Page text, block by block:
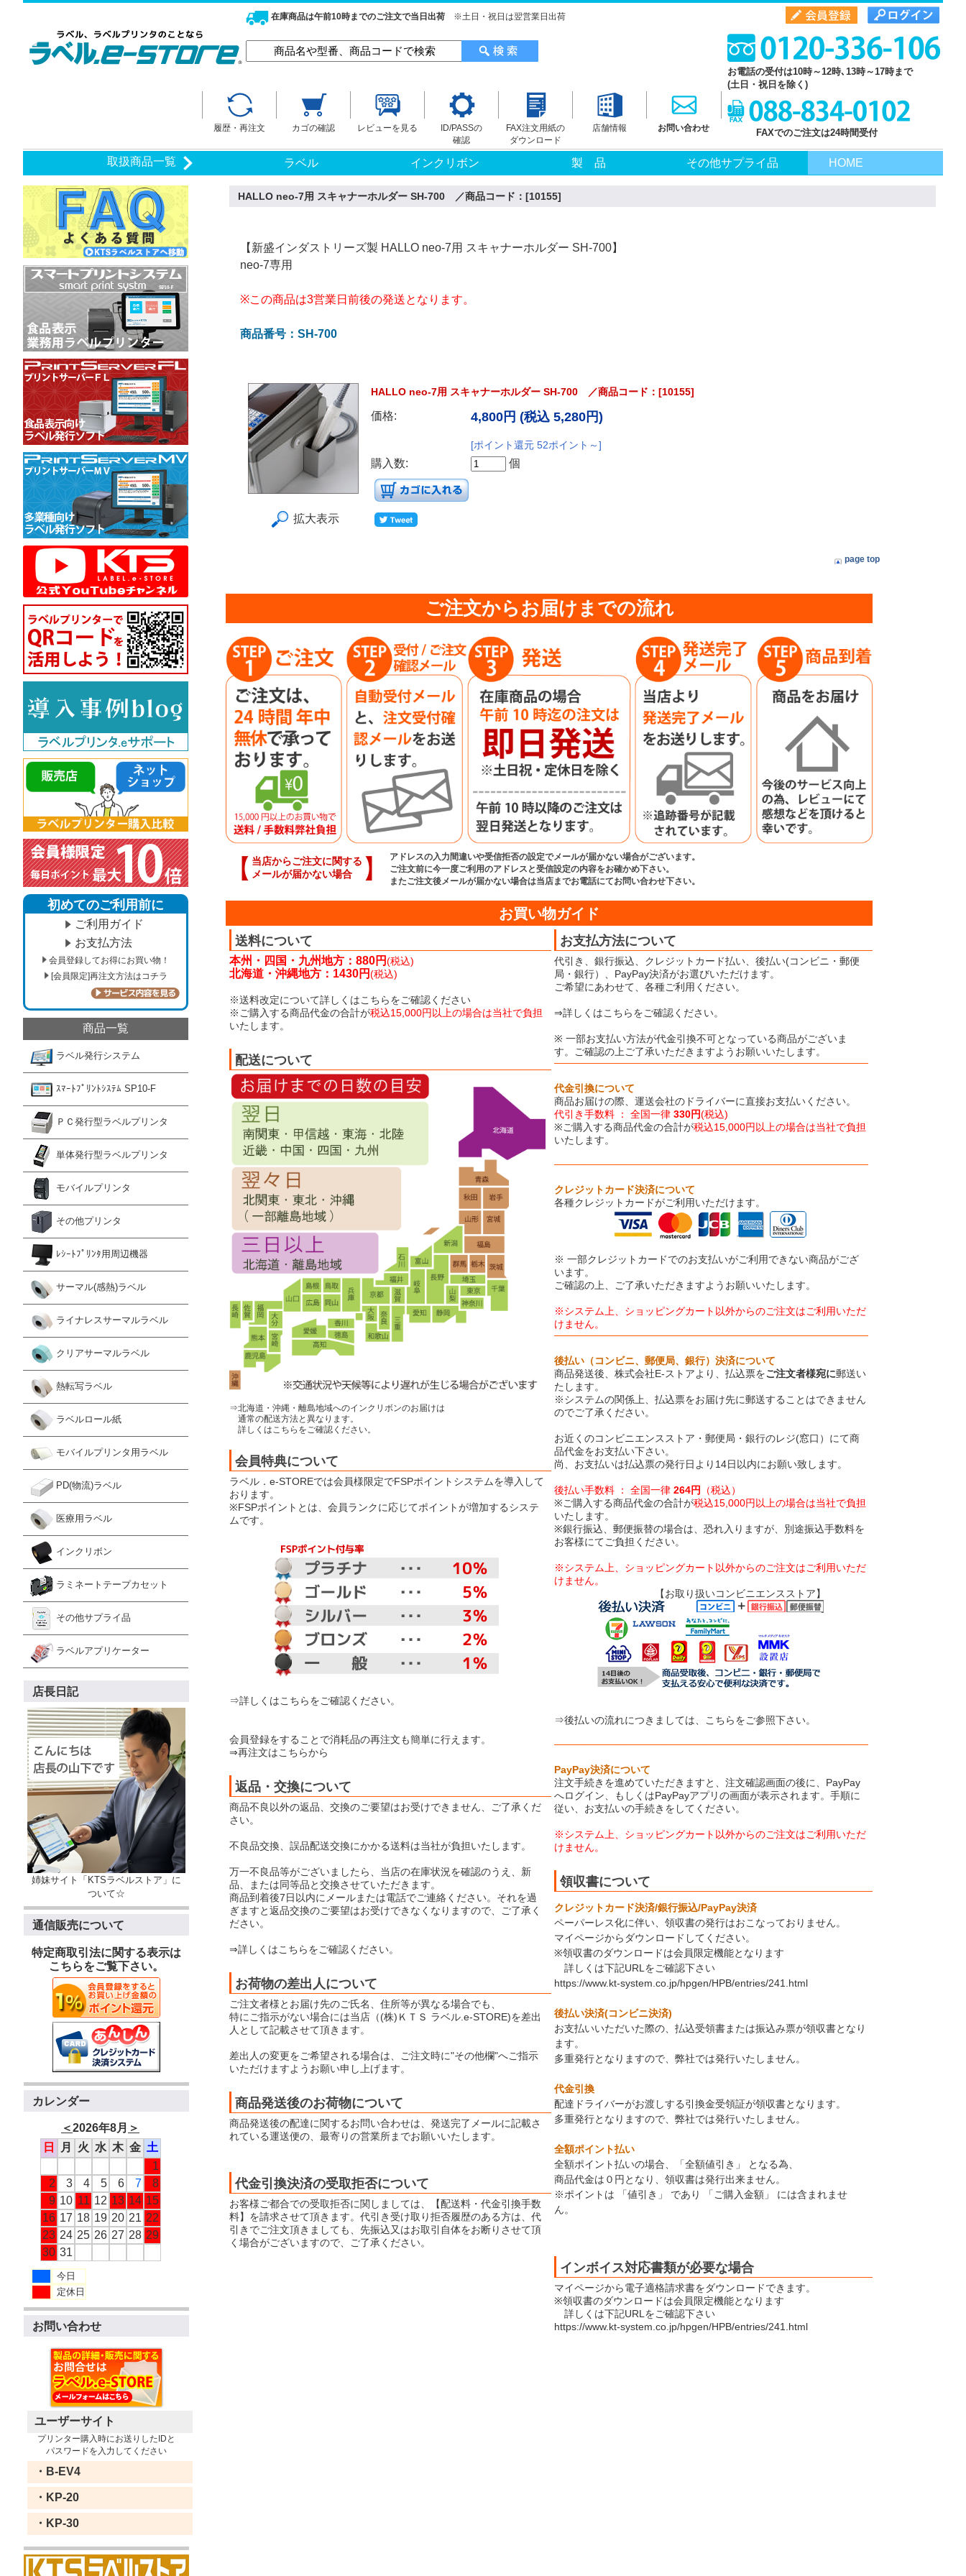
在庫商品は午前10時までのご注文で当日出荷 ※土日・祝日は翌営業日出荷
お電話の受付は10時～12時､13時～17時まで
(土日・祝日を除く)
履歴・再注文 カゴの確認 レビューを見る
ID/PASSの
確認
FAX注文用紙の
ダウンロード
店舗情報 お問い合わせ FAXでのご注文は24時間受付
取扱商品一覧 ラベル インクリボン 製 品 その他サプライ品 HOME
初めてのご利用前に
ご利用ガイド
お支払方法
会員登録してお得にお買い物！
[会員限定]再注文方法はコチラ
商品一覧
ラベル発行システム
ｽﾏｰﾄﾌﾟﾘﾝﾄｼｽﾃﾑ SP10-F
ＰＣ発行型ラベルプリンタ
単体発行型ラベルプリンタ
モバイルプリンタ
その他プリンタ
ﾚｼｰﾄﾌﾟﾘﾝﾀ用周辺機器
サーマル(感熱)ラベル
ライナレスサーマルラベル
クリアサーマルラベル
熱転写ラベル
ラベルロール紙
モバイルプリンタ用ラベル
PD(物流)ラベル
医療用ラベル
インクリボン
ラミネートテープカセット
その他サプライ品
ラベルアプリケーター
店長日記
姉妹サイト「KTSラベルストア」に
ついて☆
通信販売について
特定商取引法に関する表示は
こちらをご覧下さい。
カレンダー
＜2026年8月 ＞
日
月 火 水 木 金 土
1
2
3 4 5 6 7
8
9 10 11 12 13 14 15
16 17 18 19 20 21 22
23 24 25 26 27 28 29
30 31
今日
定休日
お問い合わせ
ユーザーサイト
プリンター購入時にお送りしたIDと
パスワードを入力してください
・B-EV4
・KP-20
・KP-30
HALLO neo-7用 スキャナーホルダー SH-700 ／商品コード：[10155]
【新盛インダストリーズ製 HALLO neo-7用 スキャナーホルダー SH-700】
neo-7専用
※この商品は3営業日前後の発送となります。
商品番号：SH-700
拡大表示
HALLO neo-7用 スキャナーホルダー SH-700 ／商品コード：[10155]
価格: 4,800円 (税込 5,280円)
[ポイント還元 52ポイント～]
購入数: 個
page top
ご注文からお届けまでの流れ
【 当店からご注文に関する
メールが届かない場合
】
アドレスの入力間違いや受信拒否の設定でメールが届かない場合がございます。
ご注文前に今一度ご利用のアドレスと受信設定の内容をお確かめ下さい。
またご注文後メールが届かない場合は当店までお電話にてお問い合わせ下さい。
お買い物ガイド
送料について
本州・四国・九州地方：880円(税込)
北海道・沖縄地方：1430円(税込)
※送料改定について詳しくはこちらをご確認ください
※ご購入する商品代金の合計が税込15,000円以上の場合は当社で負担
いたします。
配送について
⇒北海道・沖縄・離島地域へのインクリボンのお届けは
通常の配送方法と異なります。
詳しくはこちらをご確認ください。
会員特典について
ラベル．e-STOREでは会員様限定でFSPポイントシステムを導入して
おります。
※FSPポイントとは、会員ランクに応じてポイントが増加するシステ
ムです。
⇒詳しくはこちらをご確認ください。
会員登録をすることで消耗品の再注文も簡単に行えます。
⇒再注文はこちらから
返品・交換について
商品不良以外の返品、交換のご要望はお受けできません、ご了承くだ
さい。
不良品交換、誤品配送交換にかかる送料は当社が負担いたします。
万一不良品等がございましたら、当店の在庫状況を確認のうえ、新
品、または同等品と交換させていただきます。
商品到着後7日以内にメールまたは電話でご連絡ください。それを過
ぎますと返品交換のご要望はお受けできなくなりますので、ご了承く
ださい。
⇒詳しくはこちらをご確認ください。
お荷物の差出人について
ご注文者様とお届け先のご氏名、住所等が異なる場合でも、
特にご指示がない場合には当店（(株)ＫＴＳ ラベル.e-STORE)を差出
人として記載させて頂きます。
差出人の変更をご希望される場合は、ご注文時に"その他欄"へご指示
いただけますようお願い申し上げます。
商品発送後のお荷物について
商品発送後の配達に関するお問い合わせは、発送完了メールに記載さ
れている運送便の、最寄りの営業所までお願いいたします。
代金引換決済の受取拒否について
お客様ご都合での受取拒否に関しましては、【配送料・代金引換手数
料】を請求させて頂きます。代引き受け取り拒否履歴のある方は、代
引きでご注文頂きましても、先振込又はお取引自体をお断りさせて頂
く場合がございますので、ご了承ください。
お支払方法について
代引き、銀行振込、クレジットカード払い、後払い(コンビニ・郵便
局・銀行）、PayPay決済がお選びいただけます。
ご希望にあわせて、各種ご利用ください。
⇒詳しくはこちらをご確認ください。
※ 一部お支払い方法が代金引換不可となっている商品がございま
す。ご確認の上ご了承いただきますようお願いいたします。
代金引換について
商品お届けの際、運送会社のドライバーに直接お支払いください。
代引き手数料 ： 全国一律 330円(税込)
※ご購入する商品代金の合計が税込15,000円以上の場合は当社で負担
いたします。
クレジットカード決済について
各種クレジットカードがご利用いただけます。
※ 一部クレジットカードでのお支払いがご利用できない商品がござ
います。
ご確認の上、ご了承いただきますようお願いいたします。
※システム上、ショッピングカート以外からのご注文はご利用いただ
けません。
後払い（コンビニ、郵便局、銀行）決済について
商品発送後、株式会社E-ストアより、払込票をご注文者様宛に郵送い
たします。
※システムの関係上、払込票をお届け先に郵送することはできません
のでご了承ください。
お近くのコンビニエンスストア・郵便局・銀行のレジ(窓口）にて商
品代金をお支払い下さい。
尚、お支払いは払込票の発行日より14日以内にお願い致します。
後払い手数料 ： 全国一律 264円 （税込）
※ご購入する商品代金の合計が税込15,000円以上の場合は当社で負担
いたします。
※銀行振込、郵便振替の場合は、恐れ入りますが、別途振込手数料を
お客様にてご負担ください。
※システム上、ショッピングカート以外からのご注文はご利用いただ
けません。
【お取り扱いコンビニエンスストア】
⇒後払いの流れにつきましては、こちらをご参照下さい。
PayPay決済について
注文手続きを進めていただきますと、注文確認画面の後に、PayPay
へログイン、もしくはPayPayアプリの画面が表示されます。手順に
従い、お支払いの手続きをしてください。
※システム上、ショッピングカート以外からのご注文はご利用いただ
けません。
領収書について
クレジットカード決済/銀行振込/PayPay決済
ペーパーレス化に伴い、領収書の発行はおこなっておりません。
マイページからダウンロードしてください。
※領収書のダウンロードは会員限定機能となります
詳しくは下記URLをご確認下さい
https://www.kt-system.co.jp/hpgen/HPB/entries/241.html
後払い決済(コンビニ決済)
お支払いいただいた際の、払込受領書または振込み票が領収書となり
ます。
多重発行となりますので、弊社では発行いたしません。
代金引換
配達ドライバーがお渡しする引換金受領証が領収書となります。
多重発行となりますので、弊社では発行いたしません。
全額ポイント払い
全額ポイント払いの場合、「全額値引き」 となる為、
商品代金は０円となり、領収書は発行出来ません。
※ポイントは 「値引き」 であり 「ご購入金額」 には含まれませ
ん。
インボイス対応書類が必要な場合
マイページから電子適格請求書をダウンロードできます。
※領収書のダウンロードは会員限定機能となります
詳しくは下記URLをご確認下さい
https://www.kt-system.co.jp/hpgen/HPB/entries/241.html